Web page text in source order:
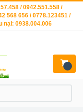
/ 0942.551.558 /
568 656 / 0778.123451 /
nại: 0938.004.006